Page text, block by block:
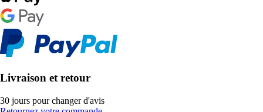
Livraison et retour
30 jours pour changer d'avis